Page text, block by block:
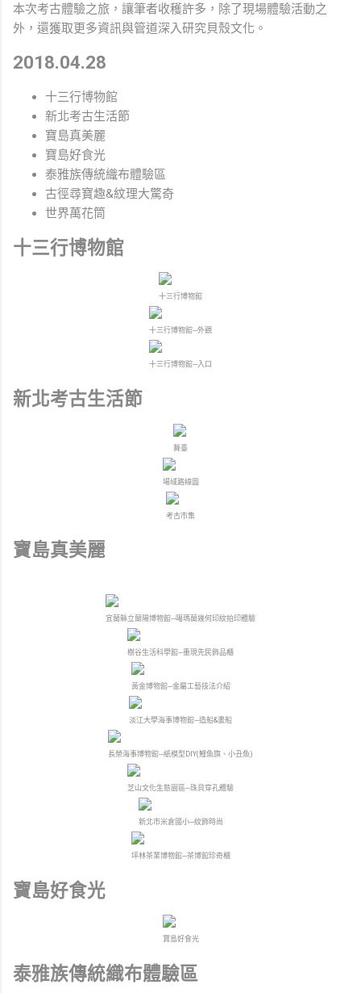
本次考古體驗之旅，讓筆者收穫許多，除了現場體驗活動之
外，還獲取更多資訊與管道深入研究貝殼文化。
2018.04.28
十三行博物館
新北考古生活節
寶島真美麗
寶島好食光
泰雅族傳統織布體驗區
古徑尋寶趣&紋理大驚奇
世界萬花筒
十三行博物館
十三行博物館
十三行博物館─外觀
十三行博物館─入口
新北考古生活節
舞臺
場域路線圖
考古市集
寶島真美麗
宜蘭縣立蘭陽博物館─噶瑪蘭幾何印紋拍印體驗
樹谷生活科學館─重現先民飾品櫃
黃金博物館─金屬工藝技法介紹
淡江大學海事博物館─造船&畫船
長榮海事博物館─紙模型DIY(鯉魚旗、小丑魚)
芝山文化生態園區─珠貝穿孔體驗
新北市米倉國小─紋飾時尚
坪林茶業博物館─茶博館珍奇櫃
寶島好食光
寶島好食光
泰雅族傳統織布體驗區